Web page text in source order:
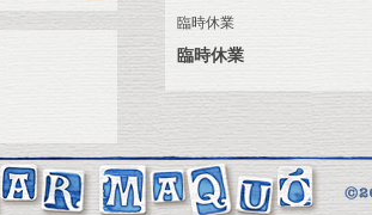
臨時休業
臨時休業